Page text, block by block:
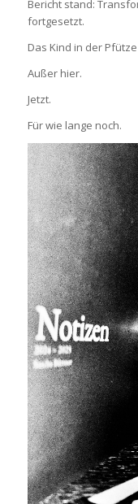
Bericht stand:
fortgesetzt.
Das Kind in der
Außer hier.
Jetzt.
Für wie lange noch.